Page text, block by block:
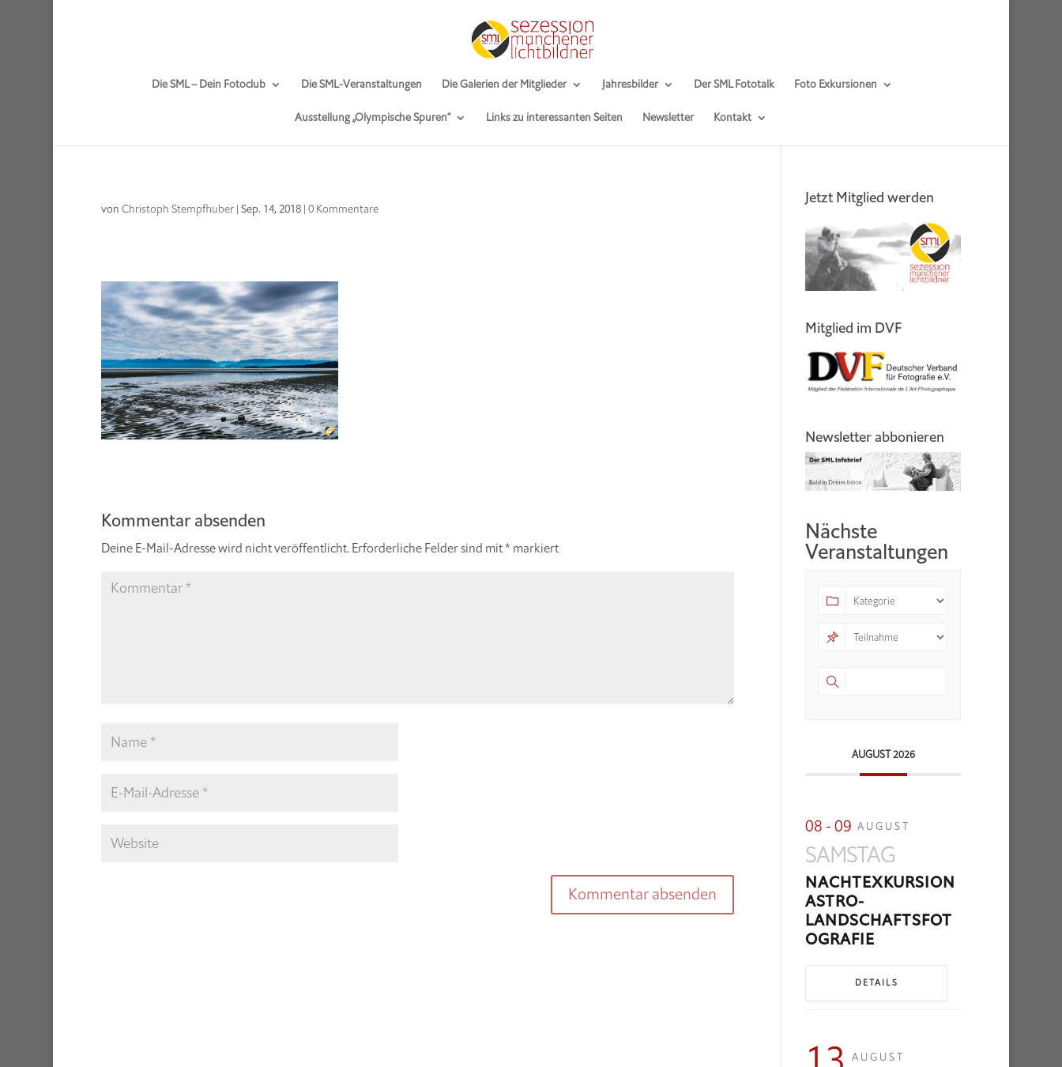
Die SML – Dein Fotoclub Die SML-Veranstaltungen Die Galerien der Mitglieder Jahresbilder Der SML Fototalk Foto Exkursionen
Ausstellung „Olympische Spuren“ Links zu interessanten Seiten Newsletter Kontakt
von Christoph Stempfhuber| Sep. 14, 2018| 0 Kommentare
Kommentar absenden
Deine E-Mail-Adresse wird nicht veröffentlicht. Erforderliche Felder sind mit* markiert
Jetzt Mitglied werden
Mitglied im DVF
Newsletter abbonieren
Nächste
Veranstaltungen
AUGUST 2026
08 - 09 AUGUST
SAMSTAG
NACHTEXKURSION
ASTRO-
LANDSCHAFTSFOT
OGRAFIE
DETAILS
AUGUST